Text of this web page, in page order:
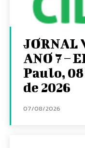
JORNAL
ANO 7 –
Paulo, 08
de 2026
07/08/2026